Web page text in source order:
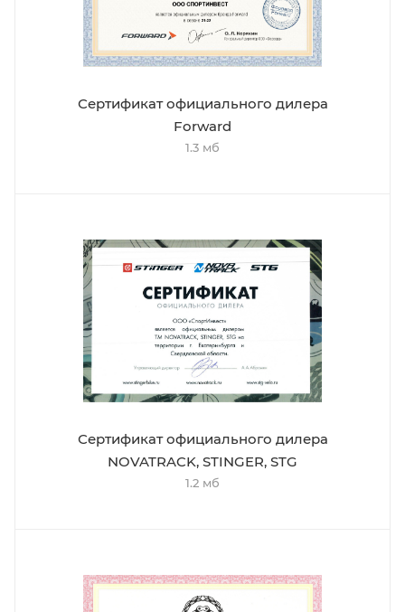
Сертификат официального дилера
Forward
1.3 мб
Сертификат официального дилера
NOVATRACK, STINGER, STG
1.2 мб